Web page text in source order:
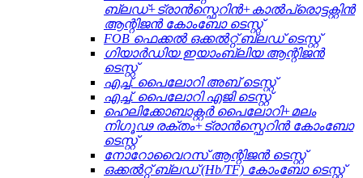
ബ്ലഡ്+ട്രാൻസ്ഫെറിൻ+കാൽപ്രൊട്ടക്റ്റിൻ
ആന്റിജൻ കോംബോ ടെസ്റ്റ്
FOB ഫെക്കൽ ഒക്കൽറ്റ് ബ്ലഡ് ടെസ്റ്റ്
ഗിയാർഡിയ ഇയാംബ്ലിയ ആന്റിജൻ
ടെസ്റ്റ്
എച്ച്. പൈലോറി അബ് ​​ടെസ്റ്റ്
എച്ച്. പൈലോറി എജി ടെസ്റ്റ്
ഹെലിക്കോബാക്റ്റർ പൈലോറി+മലം
നിഗൂഢ രക്തം+ട്രാൻസ്ഫെറിൻ കോംബോ
ടെസ്റ്റ്
നോറോവൈറസ് ആന്റിജൻ ടെസ്റ്റ്
ഒക്കൽറ്റ് ബ്ലഡ് (Hb/TF) കോംബോ ടെസ്റ്റ്